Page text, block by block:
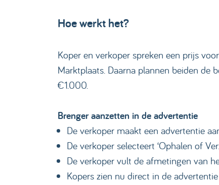
Hoe werkt het?
Koper en verkoper spreken een prijs
Marktplaats. Daarna plannen beiden de
€1.000.
Brenger aanzetten in de advertentie
De verkoper maakt een advertentie
De verkoper selecteert ‘Ophalen of
De verkoper vult de afmetingen van
Kopers zien nu direct in de